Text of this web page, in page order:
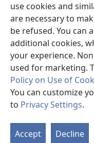
use cookies and
are necessary to
be refused. You can
additional cookies,
your experience.
used for marketing.
Policy on Use of
You can customize
to Privacy Settings.
Accept Decline
window)Watchtower ONLINE
(opens
new
window)JW Hub ®
(opens
new
window)
Copyright© 2026 Watch
MGA KONDISYON HA